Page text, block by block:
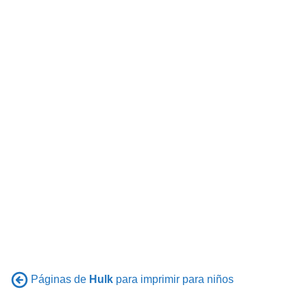
Páginas de Hulk para imprimir para niños